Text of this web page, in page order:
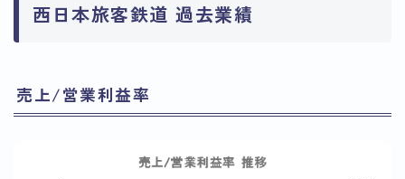
西日本旅客鉄道 過去業績
売上/営業利益率